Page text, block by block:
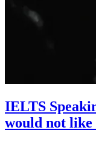
IELTS
would not